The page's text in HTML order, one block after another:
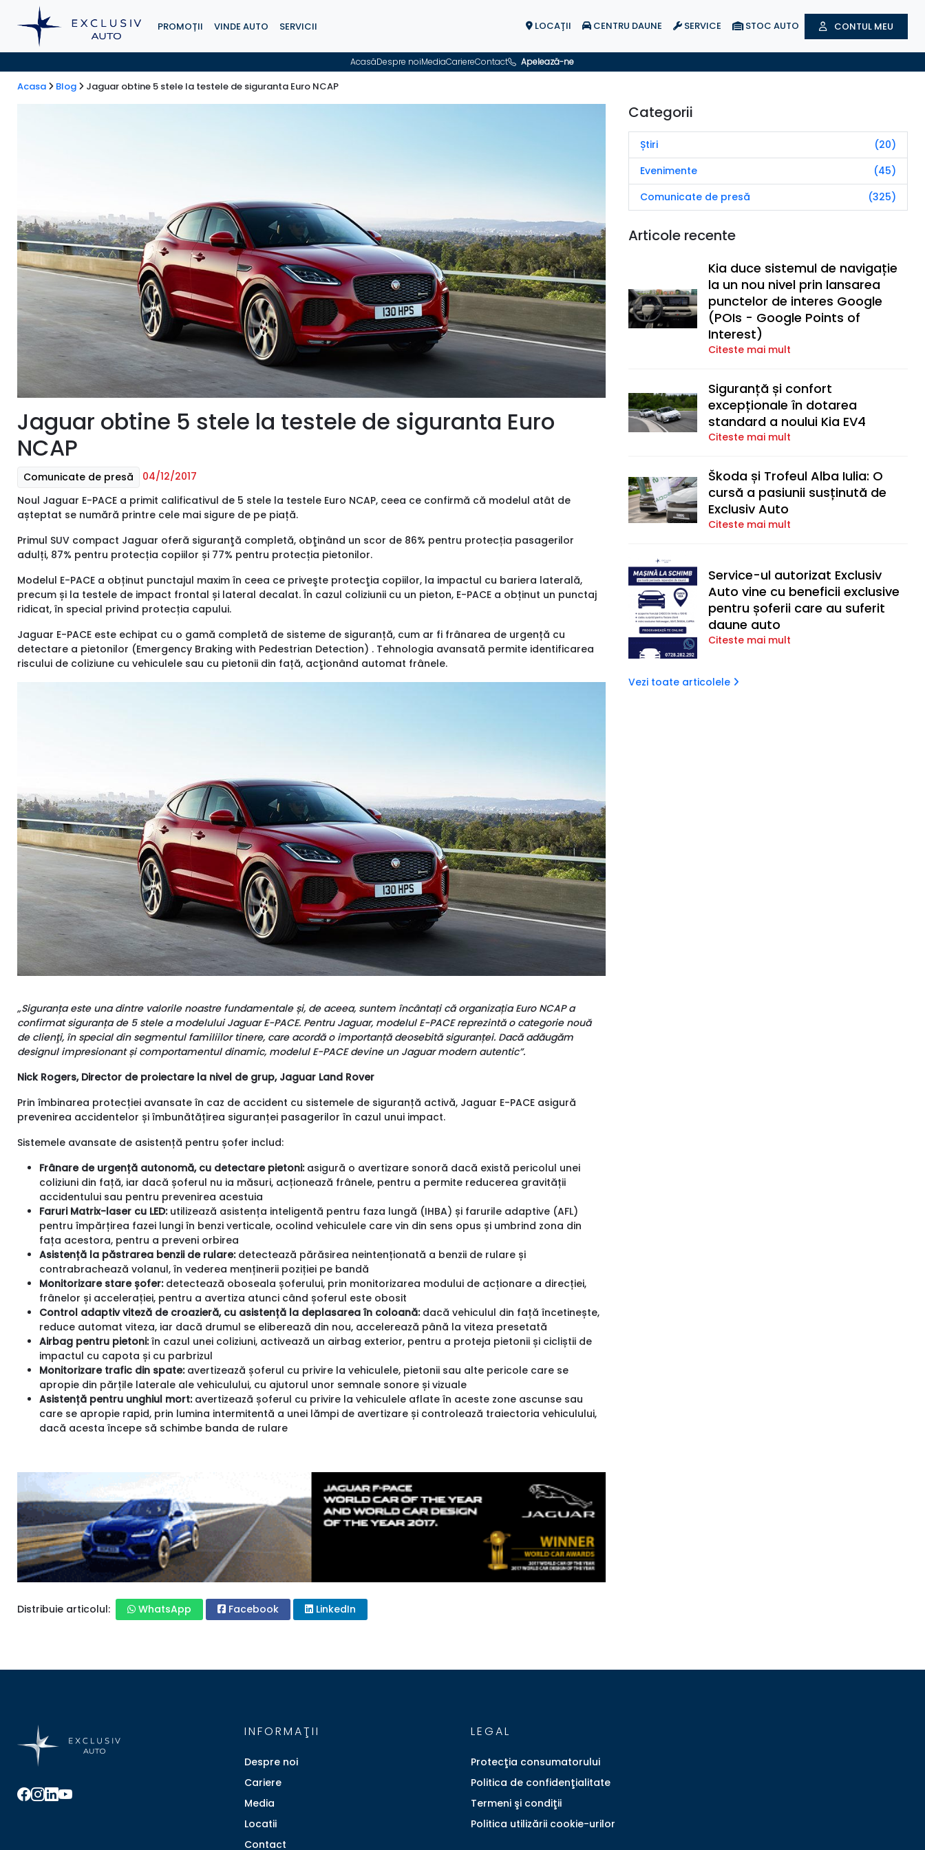
PROMOȚII VINDE AUTO SERVICII LOCAŢII CENTRU DAUNE SERVICE STOC AUTO CONTUL MEU
AcasăDespre noiMediaCariereContact Apelează-ne
Acasa Blog Jaguar obtine 5 stele la testele de siguranta Euro NCAP
Jaguar obtine 5 stele la testele de siguranta Euro
NCAP
Comunicate de presă
04/12/2017
Noul Jaguar E-PACE a primit calificativul de 5 stele la testele Euro NCAP, ceea ce confirmă că modelul atât de
așteptat se numără printre cele mai sigure de pe piață.
Primul SUV compact Jaguar oferă siguranţă completă, obţinând un scor de 86% pentru protecția pasagerilor
adulți, 87% pentru protecția copiilor și 77% pentru protecția pietonilor.
Modelul E-PACE a obținut punctajul maxim în ceea ce priveşte protecţia copiilor, la impactul cu bariera laterală,
precum și la testele de impact frontal și lateral decalat. În cazul coliziunii cu un pieton, E-PACE a obținut un punctaj
ridicat, în special privind protecția capului.
Jaguar E-PACE este echipat cu o gamă completă de sisteme de siguranță, cum ar fi frânarea de urgență cu
detectare a pietonilor (Emergency Braking with Pedestrian Detection) . Tehnologia avansată permite identificarea
riscului de coliziune cu vehiculele sau cu pietonii din față, acţionând automat frânele.
„Siguranța este una dintre valorile noastre fundamentale și, de aceea, suntem încântați că organizația Euro NCAP a
confirmat siguranța de 5 stele a modelului Jaguar E-PACE. Pentru Jaguar, modelul E-PACE reprezintă o categorie nouă
de clienţi, în special din segmentul familiilor tinere, care acordă o importanță deosebită siguranței. Dacă adăugăm
designul impresionant și comportamentul dinamic, modelul E-PACE devine un Jaguar modern autentic”.
Nick Rogers, Director de proiectare la nivel de grup, Jaguar Land Rover
Prin îmbinarea protecției avansate în caz de accident cu sistemele de siguranță activă, Jaguar E-PACE asigură
prevenirea accidentelor și îmbunătățirea siguranței pasagerilor în cazul unui impact.
Sistemele avansate de asistență pentru șofer includ:
Frânare de urgență autonomă, cu detectare pietoni:asigură o avertizare sonoră dacă există pericolul unei
coliziuni din față, iar dacă șoferul nu ia măsuri, acționează frânele, pentru a permite reducerea gravității
accidentului sau pentru prevenirea acestuia
Faruri Matrix-laser cu LED:utilizează asistența inteligentă pentru faza lungă (IHBA) și farurile adaptive (AFL)
pentru împărțirea fazei lungi în benzi verticale, ocolind vehiculele care vin din sens opus și umbrind zona din
fața acestora, pentru a preveni orbirea
Asistență la păstrarea benzii de rulare:detectează părăsirea neintenționată a benzii de rulare și
contrabrachează volanul, în vederea menținerii poziției pe bandă
Monitorizare stare șofer:detectează oboseala șoferului, prin monitorizarea modului de acționare a direcției,
frânelor și accelerației, pentru a avertiza atunci când șoferul este obosit
Control adaptiv viteză de croazieră, cu asistență la deplasarea în coloană:dacă vehiculul din față încetinește,
reduce automat viteza, iar dacă drumul se eliberează din nou, accelerează până la viteza presetată
Airbag pentru pietoni:în cazul unei coliziuni, activează un airbag exterior, pentru a proteja pietonii și cicliștii de
impactul cu capota și cu parbrizul
Monitorizare trafic din spate:avertizează șoferul cu privire la vehiculele, pietonii sau alte pericole care se
apropie din părțile laterale ale vehiculului, cu ajutorul unor semnale sonore și vizuale
Asistență pentru unghiul mort:avertizează șoferul cu privire la vehiculele aflate în aceste zone ascunse sau
care se apropie rapid, prin lumina intermitentă a unei lămpi de avertizare și controlează traiectoria vehiculului,
dacă acesta începe să schimbe banda de rulare
Distribuie articolul: WhatsApp Facebook LinkedIn
Categorii
Știri
(20)
Evenimente
(45)
Comunicate de presă
(325)
Articole recente
Kia duce sistemul de navigație
la un nou nivel prin lansarea
punctelor de interes Google
(POIs - Google Points of
Interest)
Citeste mai mult
Siguranță și confort
excepționale în dotarea
standard a noului Kia EV4
Citeste mai mult
Škoda și Trofeul Alba Iulia: O
cursă a pasiunii susținută de
Exclusiv Auto
Citeste mai mult
Service-ul autorizat Exclusiv
Auto vine cu beneficii exclusive
pentru șoferii care au suferit
daune auto
Citeste mai mult
Vezi toate articolele
INFORMAŢII
Despre noi
Cariere
Media
Locatii
Contact
LEGAL
Protecţia consumatorului
Politica de confidenţialitate
Termeni şi condiţii
Politica utilizării cookie-urilor